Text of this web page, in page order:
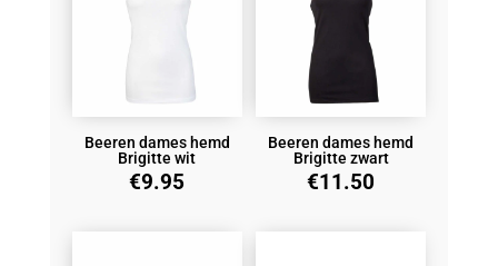
Beeren dames hemd
Brigitte wit
€9.95
Beeren dames hemd
Brigitte zwart
€11.50